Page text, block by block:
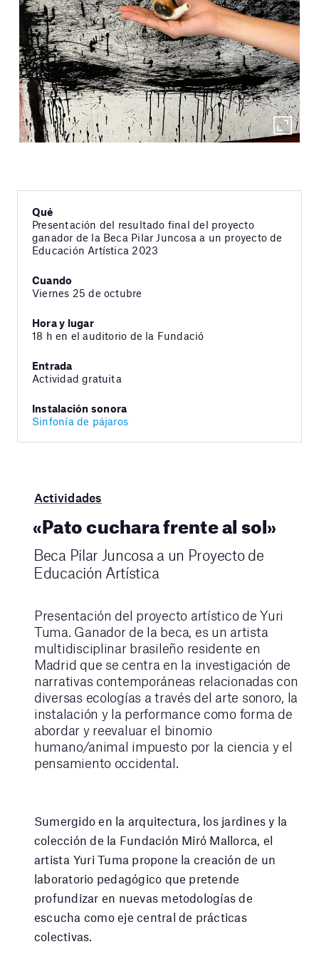
Qué
Presentación del resultado final del proyecto
ganador de la Beca Pilar Juncosa a un proyecto de
Educación Artística 2023
Cuando
Viernes 25 de octubre
Hora y lugar
18 h en el auditorio de la Fundació
Entrada
Actividad gratuita
Instalación sonora
Sinfonía de pájaros
Actividades
«Pato cuchara frente al sol»
Beca Pilar Juncosa a un Proyecto de
Educación Artística
Presentación del proyecto artístico de Yuri
Tuma. Ganador de la beca, es un artista
multidisciplinar brasileño residente en
Madrid que se centra en la investigación de
narrativas contemporáneas relacionadas con
diversas ecologías a través del arte sonoro, la
instalación y la performance como forma de
abordar y reevaluar el binomio
humano/animal impuesto por la ciencia y el
pensamiento occidental.
Sumergido en la arquitectura, los jardines y la
colección de la Fundación Miró Mallorca, el
artista Yuri Tuma propone la creación de un
laboratorio pedagógico que pretende
profundizar en nuevas metodologías de
escucha como eje central de prácticas
colectivas.